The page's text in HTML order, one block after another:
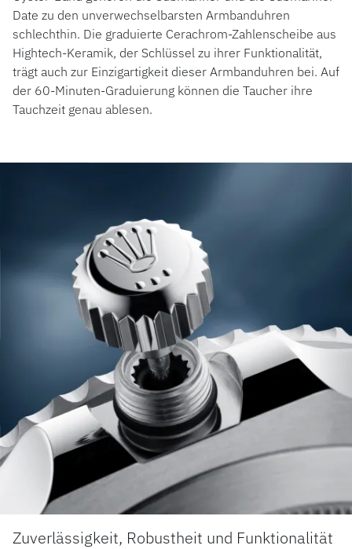
Date zu den unverwechselbarsten Armbanduhren
schlechthin. Die graduierte Cerachrom-Zahlenscheibe aus
Hightech-Keramik, der Schlüssel zu ihrer Funktionalität,
trägt auch zur Einzigartigkeit dieser Armbanduhren bei. Auf
der 60-Minuten-Graduierung können die Taucher ihre
Tauchzeit genau ablesen.
Zuverlässigkeit, Robustheit und Funktionalität